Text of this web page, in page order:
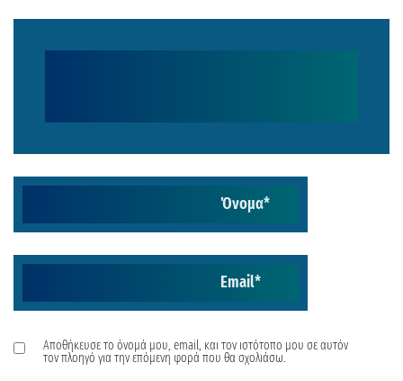
Όνομα*
Email*
Αποθήκευσε το όνομά μου, email, και τον ιστότοπο μου σε αυτόν
τον πλοηγό για την επόμενη φορά που θα σχολιάσω.